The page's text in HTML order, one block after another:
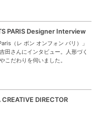
PARIS Designer Interview
（レ ボン オンフォン パリ）」
田さんにインタビュー。人形づく
こだわりを伺いました。
CREATIVE DIRECTOR